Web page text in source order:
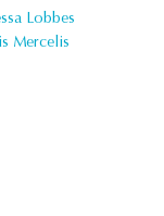
Lobbes
Mercelis